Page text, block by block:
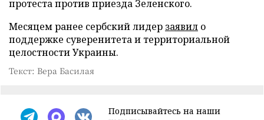
протеста против приезда Зеленского.
Месяцем ранее сербский лидер заявил о
поддержке суверенитета и территориальной
целостности Украины.
Текст: Вера Басилая
Подписывайтесь на наши